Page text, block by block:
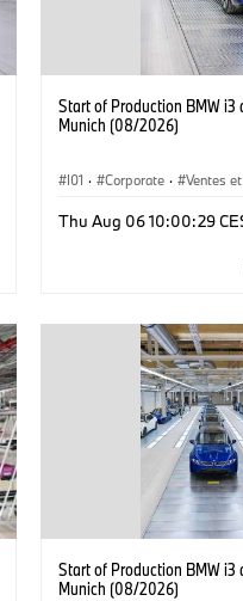
Start of Production BMW i3
Munich (08/2026)
I01 · Corporate · Ventes
Thu Aug 06 10:00:29
Start of Production BMW i3
Munich (08/2026)